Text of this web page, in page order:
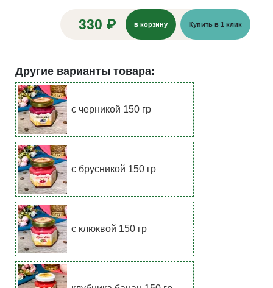
330 ₽ в корзину Купить в 1 клик
Другие варианты товара:
с черникой 150 гр
с брусникой 150 гр
с клюквой 150 гр